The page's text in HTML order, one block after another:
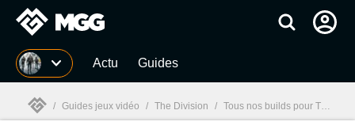
MGG Actu Guides
/ Guides jeux vidéo / The Division / Tous nos builds pour The Division